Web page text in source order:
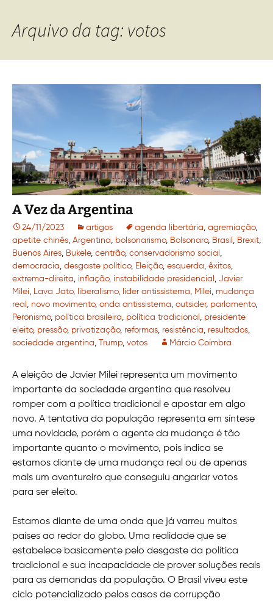
Arquivo da tag: votos
A Vez da Argentina
24/11/2023 artigos agenda libertária, agremiação,
apetite chinês, Argentina, bolsonarismo, Bolsonaro, Brasil , Brexit,
Buenos Aires, Bukele, centrão, conservadorismo social ,
democracia, desgaste político, Eleição, esquerda, êxitos,
extrema-direita, inflação, instabilidade presidencial , Javier
Milei, Lava Jato, liberalismo, líder antissistema, Milei, mudança
real , novo movimento, onda antissistema, outsider, parlamento,
Peronismo, política brasileira, política tradicional , presidente
eleito, pressão, privatização, reformas, resistência, resultados,
sociedade argentina, Trump, votos Márcio Coimbra
A eleição de Javier Milei representa um movimento
importante da sociedade argentina que resolveu
romper com a política tradicional e apostar em algo
novo. A tentativa da população representa em síntese
uma novidade, porém o agente da mudança é tão
importante quanto o movimento, pois indica se
estamos diante de uma mudança real ou de apenas
mais um aventureiro que conseguiu angariar votos
para ser eleito.
Estamos diante de uma onda que já varreu muitos
países ao redor do globo. Uma realidade que se
estabelece basicamente pelo desgaste da política
tradicional e sua incapacidade de prover soluções reais
para as demandas da população. O Brasil viveu este
ciclo potencializado pelos casos de corrupção